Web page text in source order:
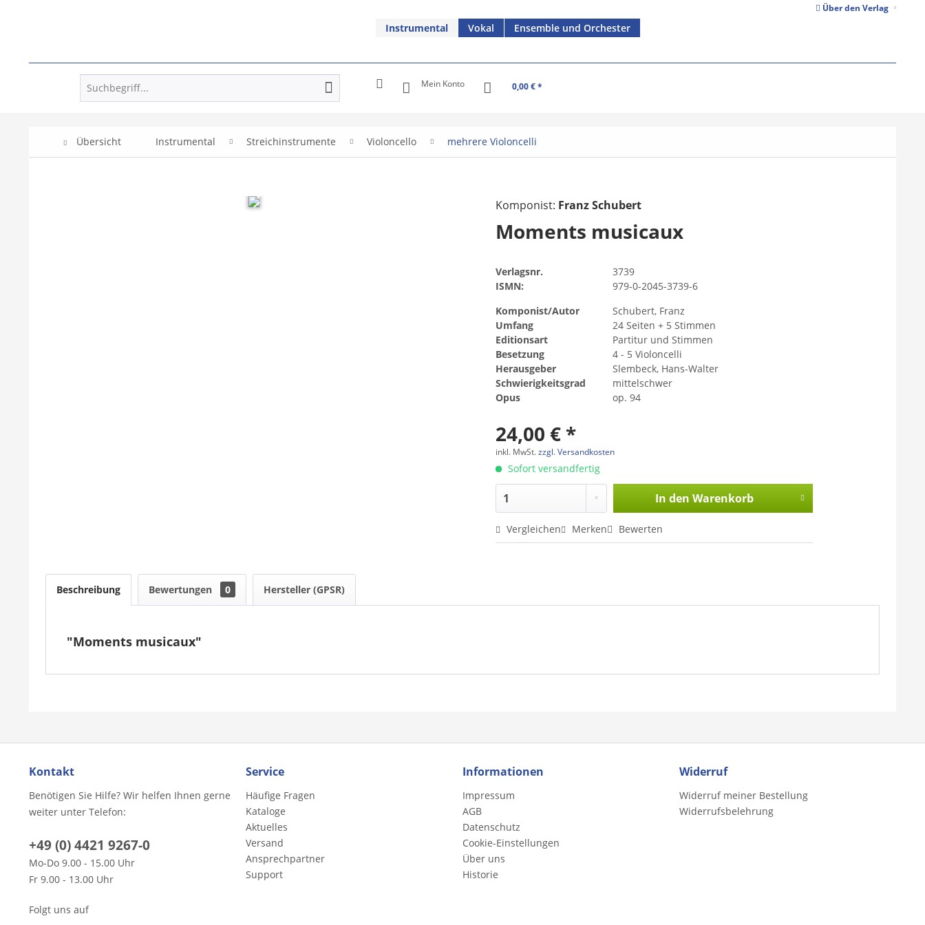
Über den Verlag
Instrumental Vokal Ensemble und Orchester
Mein Konto 0,00 € *
Übersicht Instrumental Streichinstrumente Violoncello mehrere Violoncelli
Komponist: Franz Schubert
Moments musicaux
Verlagsnr.
3739
ISMN:
979-0-2045-3739-6
Komponist/Autor
Schubert, Franz
Umfang
24 Seiten + 5 Stimmen
Editionsart
Partitur und Stimmen
Besetzung
4 - 5 Violoncelli
Herausgeber
Slembeck, Hans-Walter
Schwierigkeitsgrad
mittelschwer
Opus
op. 94
24,00 € *
inkl. MwSt.zzgl. Versandkosten
Sofort versandfertig
In den Warenkorb
Vergleichen Merken Bewerten
Beschreibung Bewertungen 0 Hersteller (GPSR)
"Moments musicaux"
Kontakt
Benötigen Sie Hilfe? Wir helfen Ihnen gerne
weiter unter Telefon:
+49 (0) 4421 9267-0
Mo-Do 9.00 - 15.00 Uhr
Fr 9.00 - 13.00 Uhr
Folgt uns auf
Service
Häufige Fragen
Kataloge
Aktuelles
Versand
Ansprechpartner
Support
Informationen
Impressum
AGB
Datenschutz
Cookie-Einstellungen
Über uns
Historie
Widerruf
Widerruf meiner Bestellung
Widerrufsbelehrung